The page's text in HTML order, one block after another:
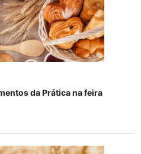
da Prática na feira